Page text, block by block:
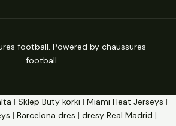
football. Powered by chaussures
football.
| Sklep Buty korki | Miami Heat Jerseys |
| Barcelona dres | dresy Real Madrid |